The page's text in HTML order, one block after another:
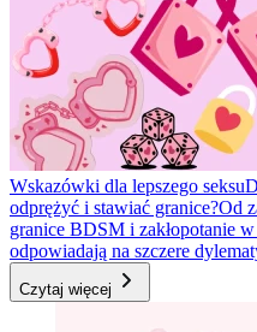
Wskazówki dla lepszego seksu
odprężyć i stawiać granice?Od
granice BDSM i zakłopotanie
odpowiadają na szczere
Czytaj więcej